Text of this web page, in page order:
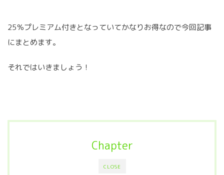
25％プレミアム付きとなっていてかなりお得なので今回記事
にまとめます。
それではいきましょう！
CLOSE
Chapter